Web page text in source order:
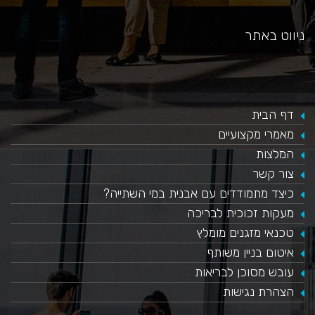
ניווט באתר
דף הבית
מאמרי מקצועיים
המלצות
צור קשר
כיצד מתמודדים עם אבנית במי השתייה?
​מעקות זכוכית לבריכה
טכנאי מזגנים מומלץ
איטום בניין משותף
עובש מסוכן לבריאות
הצהרת נגישות